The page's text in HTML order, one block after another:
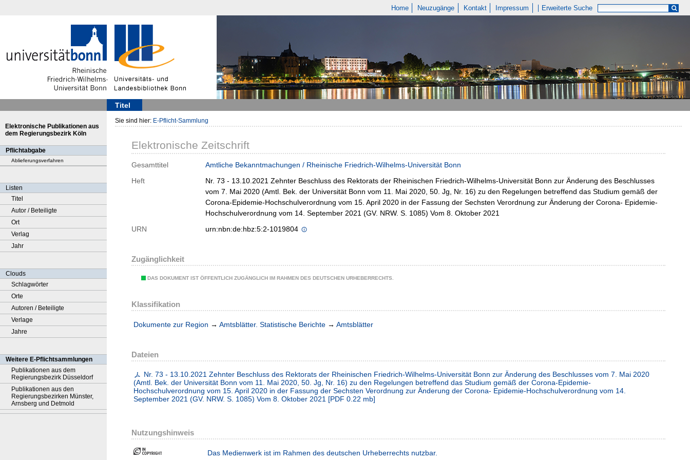
Home Neuzugänge Kontakt Impressum Erweiterte Suche
Titel
Elektronische Publikationen aus
dem Regierungsbezirk Köln
Pflichtabgabe
Ablieferungsverfahren
Listen
Titel
Autor / Beteiligte
Ort
Verlag
Jahr
Clouds
Schlagwörter
Orte
Autoren / Beteiligte
Verlage
Jahre
Weitere E-Pflichtsammlungen
Publikationen aus dem
Regierungsbezirk Düsseldorf
Publikationen aus den
Regierungsbezirken Münster,
Arnsberg und Detmold
Sie sind hier: E-Pflicht-Sammlung
Elektronische Zeitschrift
Gesamttitel
Amtliche Bekanntmachungen / Rheinische Friedrich-Wilhelms-Universität Bonn
Heft
Nr. 73 - 13.10.2021 Zehnter Beschluss des Rektorats der Rheinischen Friedrich-Wilhelms-Universität Bonn zur Änderung des Beschlusses
vom 7. Mai 2020 (Amtl. Bek. der Universität Bonn vom 11. Mai 2020, 50. Jg, Nr. 16) zu den Regelungen betreffend das Studium gemäß der
Corona-Epidemie-Hochschulverordnung vom 15. April 2020 in der Fassung der Sechsten Verordnung zur Änderung der Corona- Epidemie-
Hochschulverordnung vom 14. September 2021 (GV. NRW. S. 1085) Vom 8. Oktober 2021
URN
urn:nbn:de:hbz:5:2-1019804
Zugänglichkeit
DAS DOKUMENT IST ÖFFENTLICH ZUGÄNGLICH IM RAHMEN DES DEUTSCHEN URHEBERRECHTS.
Klassifikation
Dokumente zur Region → Amtsblätter. Statistische Berichte → Amtsblätter
Dateien
Nr. 73 - 13.10.2021 Zehnter Beschluss des Rektorats der Rheinischen Friedrich-Wilhelms-Universität Bonn zur Änderung des Beschlusses vom 7. Mai 2020
(Amtl. Bek. der Universität Bonn vom 11. Mai 2020, 50. Jg, Nr. 16) zu den Regelungen betreffend das Studium gemäß der Corona-Epidemie-
Hochschulverordnung vom 15. April 2020 in der Fassung der Sechsten Verordnung zur Änderung der Corona- Epidemie-Hochschulverordnung vom 14.
September 2021 (GV. NRW. S. 1085) Vom 8. Oktober 2021 [PDF 0.22 mb]
Nutzungshinweis
Das Medienwerk ist im Rahmen des deutschen Urheberrechts nutzbar.